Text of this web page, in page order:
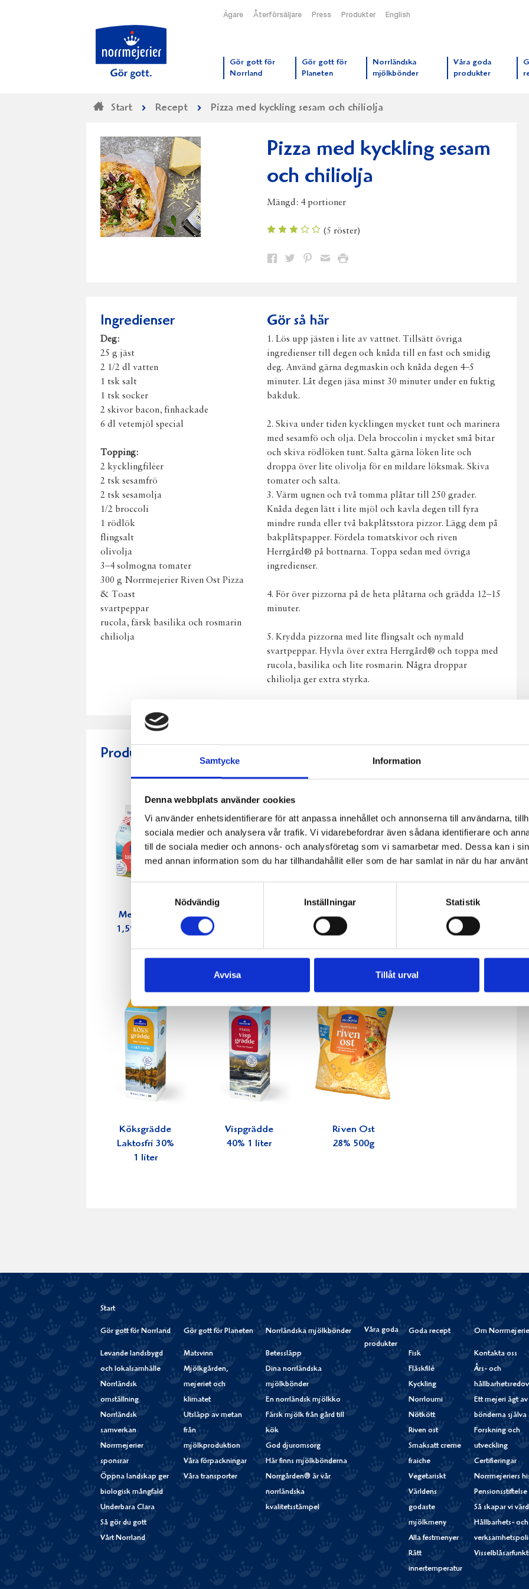
Samtycke Information
Denna webbplats använder cookies
Vi använder enhetsidentifierare för att anpassa innehållet och annonserna till användarna,
sociala medier och analysera vår trafik. Vi vidarebefordrar även sådana identifierare och
till de sociala medier och annons- och analysföretag som vi samarbetar med. Dessa kan i
med annan information som du har tillhandahållit eller som de har samlat in när du har
Nödvändig
Inställningar Statistik
Avvisa Tillåt urval
Ägare Återförsäljare Press Produkter English
Gör gott för
Norrland
Gör gott för
Planeten
Norrländska
mjölkbönder
Våra goda
produkter
Start Recept Pizza med kyckling sesam och chiliolja
Pizza med kyckling sesam
och chiliolja
Mängd: 4 portioner
(5 röster)
Dela Dela Dela DelaSkriv
Ingredienser
Deg:
25 g jäst
2 1/2 dl vatten
1 tsk salt
1 tsk socker
2 skivor bacon, finhackade
6 dl vetemjöl special
Topping:
2 kycklingfiléer
2 tsk sesamfrö
2 tsk sesamolja
1/2 broccoli
1 rödlök
flingsalt
olivolja
3–4 solmogna tomater
300 g Norrmejerier Riven Ost Pizza
& Toast
svartpeppar
rucola, färsk basilika och rosmarin
chiliolja
Gör så här
1. Lös upp jästen i lite av vattnet. Tillsätt övriga
ingredienser till degen och knåda till en fast och smidig
deg. Använd gärna degmaskin och knåda degen 4–5
minuter. Låt degen jäsa minst 30 minuter under en fuktig
bakduk.
2. Skiva under tiden kycklingen mycket tunt och marinera
med sesamfö och olja. Dela broccolin i mycket små bitar
och skiva rödlöken tunt. Salta gärna löken lite och
droppa över lite olivolja för en mildare löksmak. Skiva
tomater och salta.
3. Värm ugnen och två tomma plåtar till 250 grader.
Knåda degen lätt i lite mjöl och kavla degen till fyra
mindre runda eller två bakplåtsstora pizzor. Lägg dem på
bakplåtspapper. Fördela tomatskivor och riven
Herrgård® på bottnarna. Toppa sedan med övriga
ingredienser.
4. För över pizzorna på de heta plåtarna och grädda 12–15
minuter.
5. Krydda pizzorna med lite flingsalt och nymald
svartpeppar. Hyvla över extra Herrgård® och toppa med
rucola, basilika och lite rosmarin. Några droppar
chiliolja ger extra styrka.
Produkter i receptet:
Mellanmjölk
1,5% laktosfri
Päronfil 2,7%
1000g
Skogsbärsfil
2,7% 1000g
Köksgrädde
Laktosfri 30%
1 liter
Vispgrädde
40% 1 liter
Riven Ost
28% 500g
Start
Gör gott för Norrland
Levande landsbygd
och lokalsamhälle
Norrländsk
omställning
Norrländsk
samverkan
Norrmejerier
sponsrar
Öppna landskap ger
biologisk mångfald
Underbara Clara
Så gör du gott
Vårt Norrland
Gör gott för Planeten
Matsvinn
Mjölkgården,
mejeriet och
klimatet
Utsläpp av metan
från
mjölkproduktion
Våra förpackningar
Våra transporter
Norrländska mjölkbönder
Betessläpp
Dina norrländska
mjölkbönder
En norrländsk mjölkko
Färsk mjölk från gård till
kök
God djuromsorg
Här finns mjölkbönderna
Norrgården® är vår
norrländska
kvalitetsstämpel
Våra goda
produkter
Goda recept
Fisk
Fläskfilé
Kyckling
Norrloumi
Nötkött
Riven ost
Smaksatt creme
fraiche
Vegetariskt
Världens
godaste
mjölkmeny
Alla festmenyer
Rätt
innertemperatur
Om
Kontakta oss
Års- och
Ett mejeri ägt av
bönderna själva
Forskning och
utveckling
Certifieringar
Norrmejeriers
Pensionsstiftelse
Så skapar vi
Hållbarhets- och